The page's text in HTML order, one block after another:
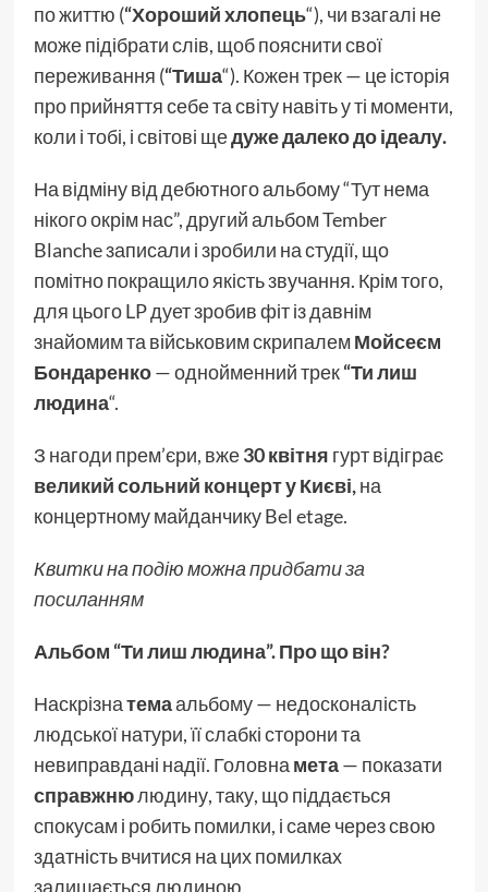
по життю (“Хороший хлопець“), чи взагалі не
може підібрати слів, щоб пояснити свої
переживання (“Тиша“). Кожен трек — це історія
про прийняття себе та світу навіть у ті моменти,
коли і тобі, і світові щедуже далеко до ідеалу.
На відміну від дебютного альбому “Тут нема
нікого окрім нас”, другий альбом Tember
Blanche записали і зробили на студії, що
помітно покращило якість звучання. Крім того,
для цього LP дует зробив фіт із давнім
знайомим та військовим скрипалемМойсеєм
Бондаренко— однойменний трек“Ти лиш
людина“.
З нагоди прем’єри, вже30 квітня гурт відіграє
великий сольний концерт у Києві,на
концертному майданчику Bel etage.
Квитки на подію можнапридбати за
посиланням
Альбом “Ти лиш людина”. Про що він?
Наскрізнатемаальбому — недосконалість
людської натури, її слабкі сторони та
невиправдані надії. Головна мета— показати
справжнюлюдину, таку, що піддається
спокусам і робить помилки, і саме через свою
здатність вчитися на цих помилках
залишається людиною.